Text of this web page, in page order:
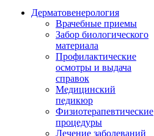
Дерматовенерология
Врачебные приемы
Забор биологического
материала
Профилактические
осмотры и выдача
справок
Медицинский
педикюр
Физиотерапевтические
процедуры
Лечение заболеваний